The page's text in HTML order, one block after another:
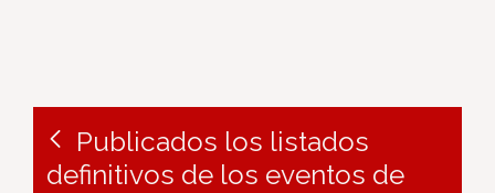
Publicados los listados
definitivos de los eventos de